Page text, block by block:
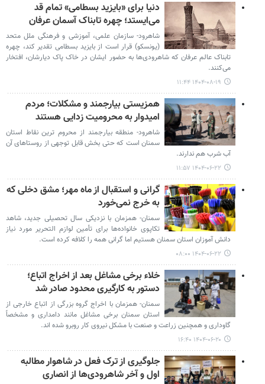
دنیا برای «بایزید بسطامی» تمام قد
می‌ایستد؛ چهره تابناک آسمان عرفان
شاهرود- سازمان علمی، آموزشی و فرهنگی ملل متحد
(یونسکو) قرار است از بایزید بسطامی تقدیر کند، چهره
تابناک عالم عرفان که شاهرودی‌ها به حضور ایشان در خاک پاک دیارشان، افتخار
می‌کنند.
۱۴۰۴-۰۸-۱۹ ۱۱:۴۴
همزیستی بیارجمند و مشکلات؛ مردم
امیدوار به محرومیت زدایی هستند
شاهرود- منطقه بیارجمند از محروم ترین نقاط استان
سمنان است که حتی بخش قابل توجهی از روستاهای آن
آب شرب هم ندارند.
۱۴۰۴-۰۶-۲۲ ۱۱:۵۷
گرانی و استقبال از ماه مهر؛ مشق دخلی که
به خرج نمی‌خورد
سمنان- همزمان با نزدیکی سال تحصیلی جدید، شاهد
تکاپوی خانواده‌ها برای تأمین لوازم التحریر مورد نیاز
دانش آموزان استان سمنان هستیم اما گرانی همه را کلافه کرده است.
۱۴۰۴-۰۶-۲۲ ۰۸:۰۰
خلاء برخی مشاغل بعد از اخراج اتباع؛
دستور به کارگیری محدود صادر شد
سمنان- همزمان با اخراج گروه بزرگی از اتباع خارجی از
استان سمنان برخی مشاغل مانند دامداری و مشخصاً
گاوداری و همچنین زراعت و صنعت با مشکل نیروی کار روبرو شده اند.
۱۴۰۴-۰۶-۲۰ ۱۶:۴۰
جلوگیری از ترک فعل در شاهوار مطالبه
اول و آخر شاهرودی‌ها از انصاری